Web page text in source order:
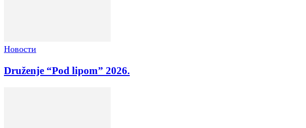
Новости
Druženje “Pod lipom” 2026.